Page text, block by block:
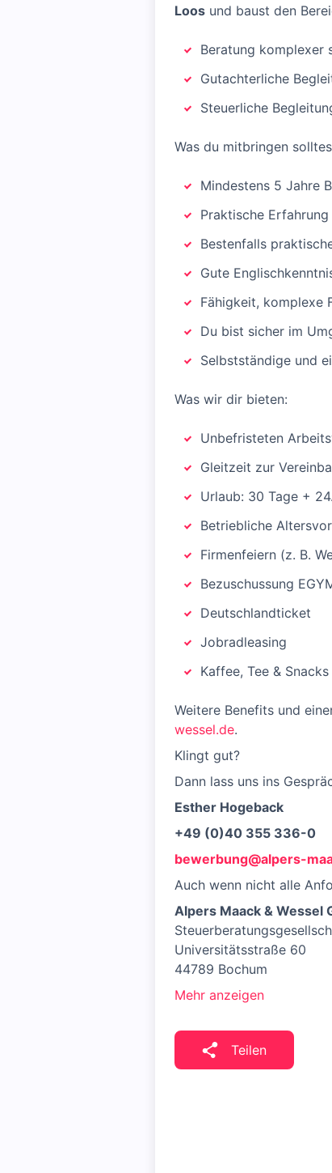
Loos und baust den
Beratung komplexer
Gutachterliche
Steuerliche
Was du mitbringen
Mindestens 5 Jahre
Praktische
Bestenfalls
Gute
Fähigkeit, komplexe
Du bist sicher im
Selbstständige und
Was wir dir bieten:
Unbefristeten
Gleitzeit zur
Urlaub: 30 Tage +
Betriebliche
Firmenfeiern (z. B.
Bezuschussung
Deutschlandticket
Jobradleasing
Kaffee, Tee & Snacks
Weitere Benefits und
wessel.de.
Klingt gut?
Dann lass uns ins
Esther Hogeback
+49 (0)40 355 336-0
bewerbung@alpers-
Auch wenn nicht alle
Alpers Maack & Wessel
Universitätsstraße 60
44789 Bochum
Mehr anzeigen
Teilen